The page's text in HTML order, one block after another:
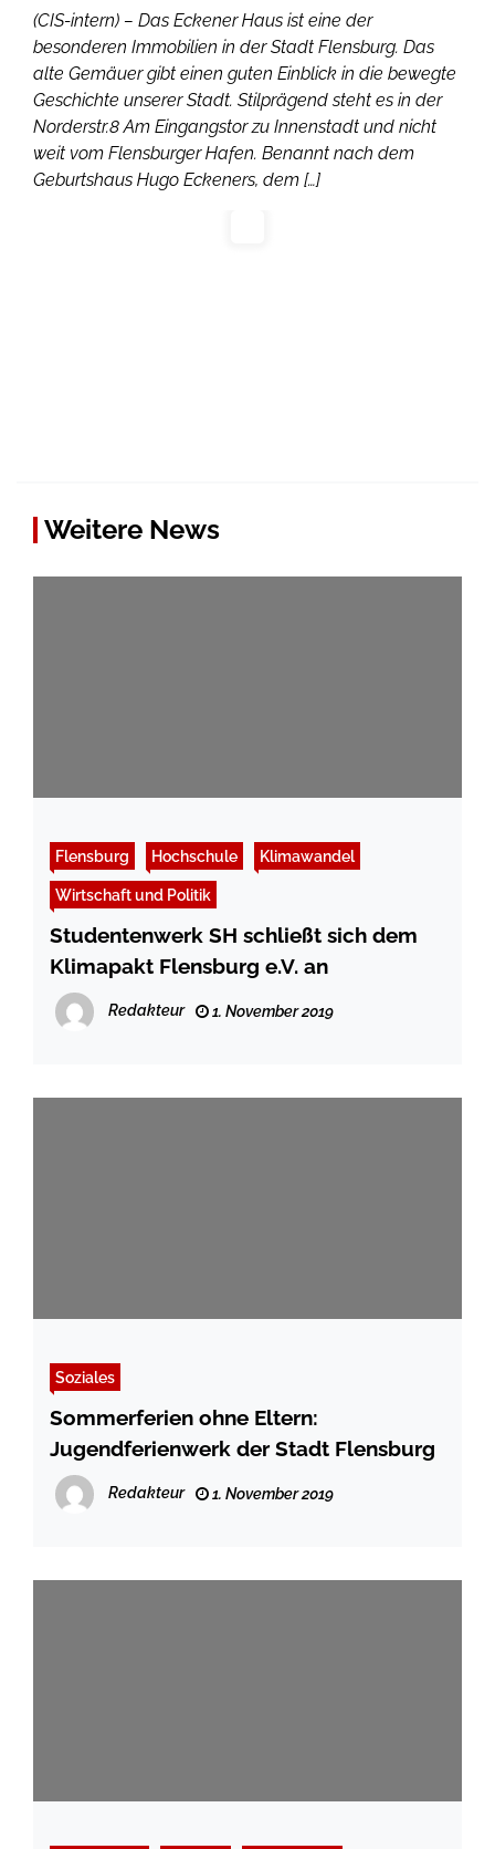
(CIS-intern) – Das Eckener Haus ist eine der
besonderen Immobilien in der Stadt Flensburg. Das
alte Gemäuer gibt einen guten Einblick in die bewegte
Geschichte unserer Stadt. Stilprägend steht es in der
Norderstr.8 Am Eingangstor zu Innenstadt und nicht
weit vom Flensburger Hafen. Benannt nach dem
Geburtshaus Hugo Eckeners, dem […]
Weitere News
Flensburg Hochschule Klimawandel
Wirtschaft und Politik
Studentenwerk SH schließt sich dem
Klimapakt Flensburg e.V. an
Redakteur 1. November 2019
Soziales
Sommerferien ohne Eltern:
Jugendferienwerk der Stadt Flensburg
Redakteur 1. November 2019